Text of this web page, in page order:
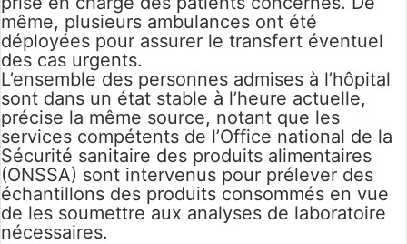
même, plusieurs ambulances ont été
déployées pour assurer le transfert éventuel
des cas urgents.
L’ensemble des personnes admises à l’hôpital
sont dans un état stable à l’heure actuelle,
précise la même source, notant que les
services compétents de l’Office national de la
Sécurité sanitaire des produits alimentaires
(ONSSA) sont intervenus pour prélever des
échantillons des produits consommés en vue
de les soumettre aux analyses de laboratoire
nécessaires.